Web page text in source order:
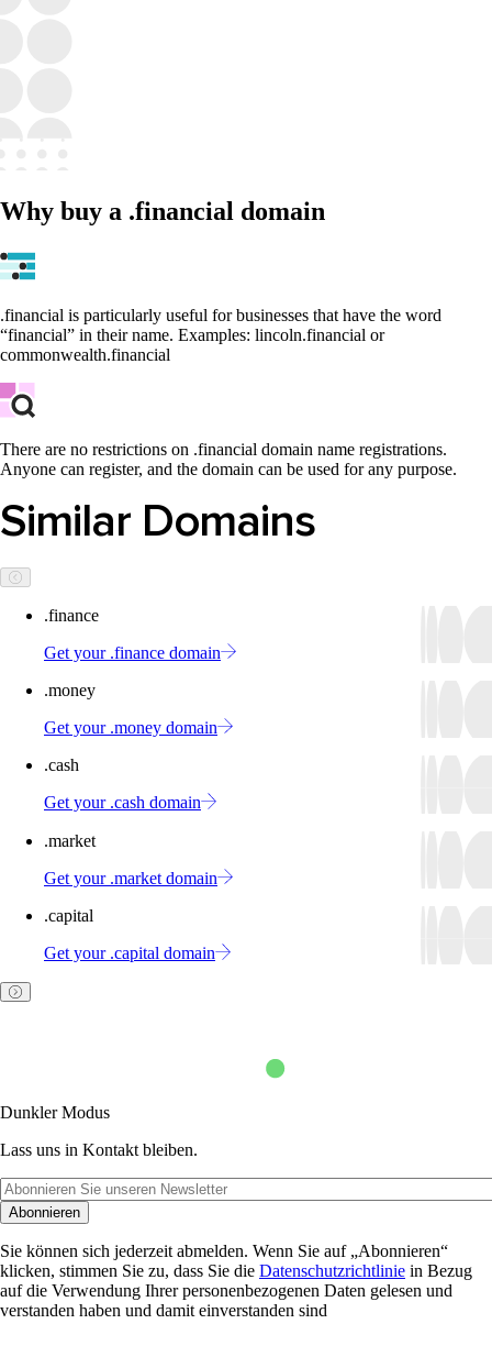
Why buy a .financial domain
.financial is particularly useful for businesses that have the word
“financial” in their name. Examples: lincoln.financial or
commonwealth.financial
There are no restrictions on .financial domain name registrations.
Anyone can register, and the domain can be used for any purpose.
Similar Domains
.finance
Get your .finance domain
.money
Get your .money domain
.cash
Get your .cash domain
.market
Get your .market domain
.capital
Get your .capital domain
Dunkler Modus
Lass uns in Kontakt bleiben.
Abonnieren
Sie können sich jederzeit abmelden. Wenn Sie auf „Abonnieren“
klicken, stimmen Sie zu, dass Sie die Datenschutzrichtlinie in Bezug
auf die Verwendung Ihrer personenbezogenen Daten gelesen und
verstanden haben und damit einverstanden sind